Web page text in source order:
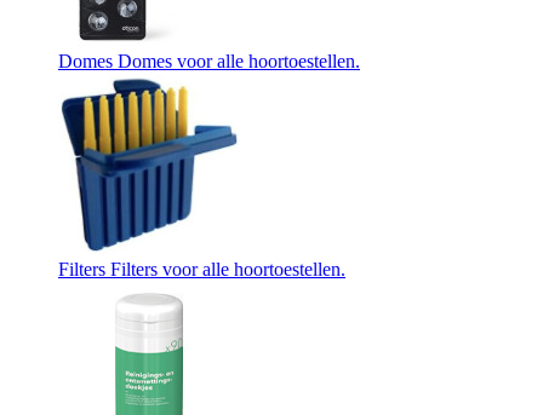
Domes Domes voor alle hoortoestellen.
Filters Filters voor alle hoortoestellen.